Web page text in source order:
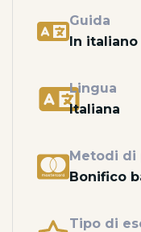
Guida
In italiano
Lingua
Italiana
Metodi di
Bonifico
Tipo di